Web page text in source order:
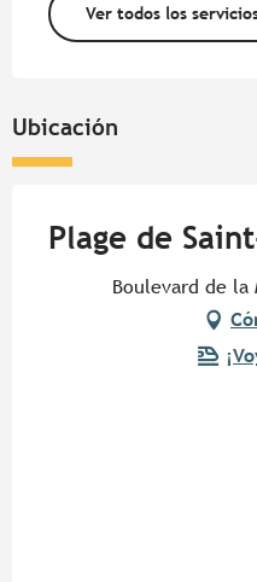
Ver todos los
Ubicación
Plage de
Boulevard de la